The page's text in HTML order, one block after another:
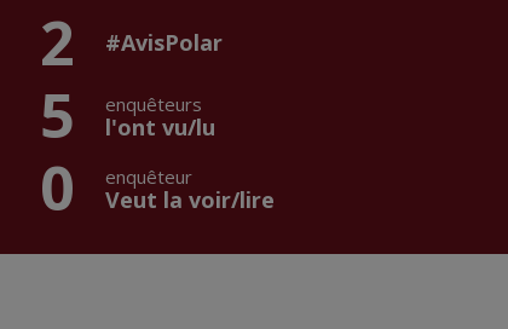
2 #AvisPolar
5 enquêteurs
l'ont vu/lu
0 enquêteur
Veut la voir/lire